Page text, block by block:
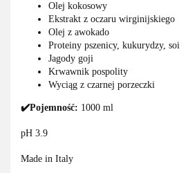
Olej kokosowy
Ekstrakt z oczaru wirginijskiego
Olej z awokado
Proteiny pszenicy, kukurydzy, soi
Jagody goji
Krwawnik pospolity
Wyciąg z czarnej porzeczki
✔️Pojemność: 1000 ml
pH 3.9
Made in Italy